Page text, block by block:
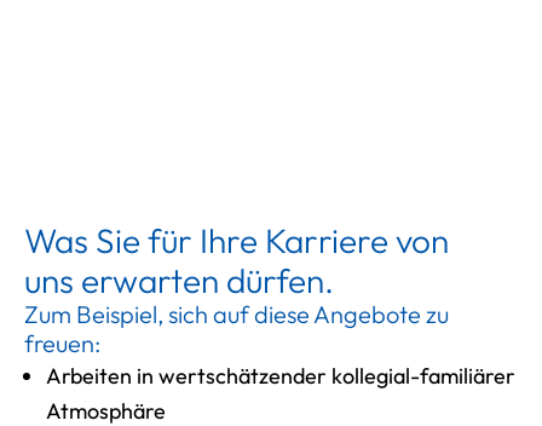
Was Sie für Ihre Karriere von
uns erwarten dürfen.
Zum Beispiel, sich auf diese Angebote zu
freuen:
Arbeiten in wertschätzender kollegial-familiärer
Atmosphäre